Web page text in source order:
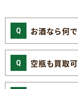
お酒なら何
空瓶も買取